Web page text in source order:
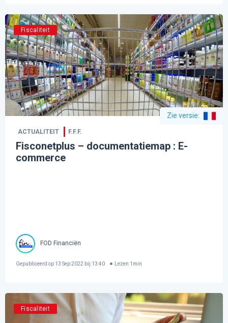
Fiscaliteit
Zie versie:
ACTUALITEIT F.F.F.
Fisconetplus – documentatiemap : E-
commerce
FOD Financiën
Gepubliceerd op 13 Sep 2022 bij 13:40 Lezen 1 min
Fiscaliteit